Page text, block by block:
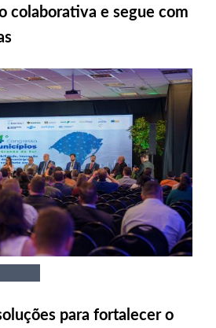
colaborativa e segue com
para fortalecer o